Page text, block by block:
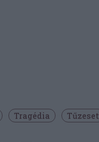
Tragédia Tűzeset